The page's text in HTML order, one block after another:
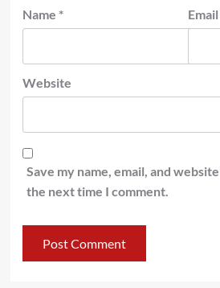
Name * Email
Website
Save my name, email, and
the next time I comment.